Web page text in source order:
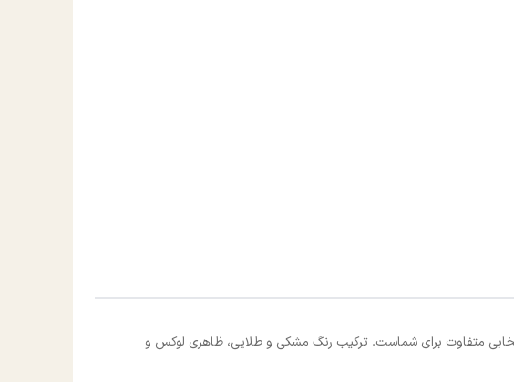
متفاوت برای شماست. ترکیب رنگ مشکی و طلایی، ظاهری لوکس و